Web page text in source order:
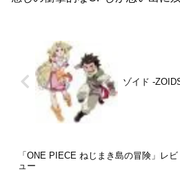
ゾイド -
「ONE PIECE ねじまき島の冒険」レビ
ュー